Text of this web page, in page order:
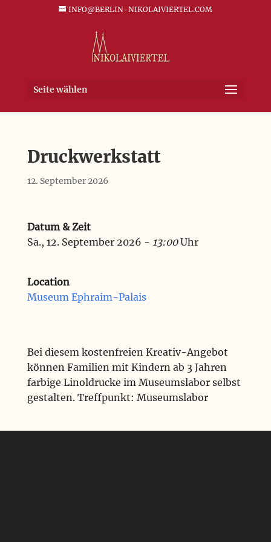
INFO@BERLIN-NIKOLAIVIERTEL.COM
Seite wählen
Druckwerkstatt
12. September 2026
Datum & Zeit
Sa., 12. September 2026 - 13:00Uhr
Location
Museum Ephraim-Palais
Bei diesem kostenfreien Kreativ-Angebot
können Familien mit Kindern ab 3 Jahren
farbige Linoldrucke im Museumslabor selbst
gestalten. Treffpunkt: Museumslabor